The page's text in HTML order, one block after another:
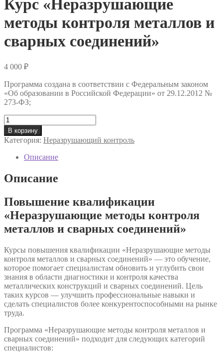
Курс «Неразрушающие
методы контроля металлов и
сварных соединений»
4 000 ₽
Программа создана в соответствии с Федеральным законом
«Об образовании в Российской Федерации» от 29.12.2012 №
273-ФЗ;
Количество
товара
Курс
«Неразрушающие
методы
контроля
металлов
и
соединений»
В корзину
Категория: Неразрушающий контроль
Описание
Описание
Повышение квалификации
«Неразрушающие методы контроля
металлов и сварных соединений»
Курсы повышения квалификации «Неразрушающие методы
контроля металлов и сварных соединений» — это обучение,
которое помогает специалистам обновить и углубить свои
знания в области диагностики и контроля качества
металлических конструкций и сварных соединений. Цель
таких курсов — улучшить профессиональные навыки и
сделать специалистов более конкурентоспособными на рынке
труда.
Программа «Неразрушающие методы контроля металлов и
сварных соединений» подходит для следующих категорий
специалистов: